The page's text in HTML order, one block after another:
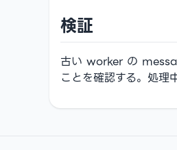
検証
古い worker の
ことを確認する。処